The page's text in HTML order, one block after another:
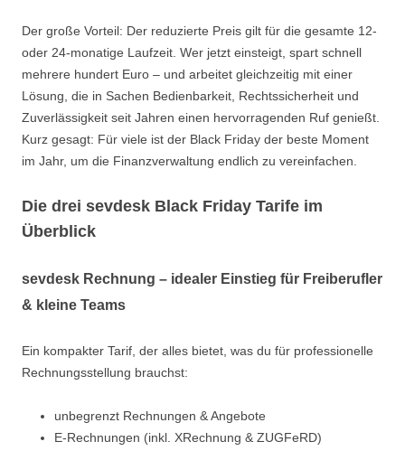
Der große Vorteil: Der reduzierte Preis gilt für die gesamte 12-
oder 24-monatige Laufzeit. Wer jetzt einsteigt, spart schnell
mehrere hundert Euro – und arbeitet gleichzeitig mit einer
Lösung, die in Sachen Bedienbarkeit, Rechtssicherheit und
Zuverlässigkeit seit Jahren einen hervorragenden Ruf genießt.
Kurz gesagt: Für viele ist der Black Friday der beste Moment
im Jahr, um die Finanzverwaltung endlich zu vereinfachen.
Die drei sevdesk Black Friday Tarife im
Überblick
sevdesk Rechnung – idealer Einstieg für Freiberufler
& kleine Teams
Ein kompakter Tarif, der alles bietet, was du für professionelle
Rechnungsstellung brauchst:
unbegrenzt Rechnungen & Angebote
E-Rechnungen (inkl. XRechnung & ZUGFeRD)